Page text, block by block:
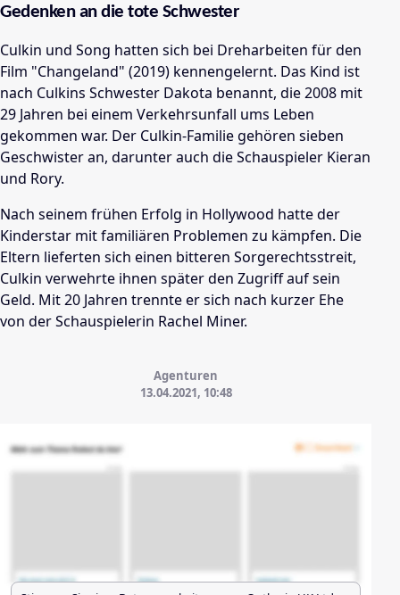
Gedenken an die tote Schwester
Culkin und Song hatten sich bei Dreharbeiten für den
Film "Changeland" (2019) kennengelernt. Das Kind ist
nach Culkins Schwester Dakota benannt, die 2008 mit
29 Jahren bei einem Verkehrsunfall ums Leben
gekommen war. Der Culkin-Familie gehören sieben
Geschwister an, darunter auch die Schauspieler Kieran
und Rory.
Nach seinem frühen Erfolg in Hollywood hatte der
Kinderstar mit familiären Problemen zu kämpfen. Die
Eltern lieferten sich einen bitteren Sorgerechtsstreit,
Culkin verwehrte ihnen später den Zugriff auf sein
Geld. Mit 20 Jahren trennte er sich nach kurzer Ehe
von der Schauspielerin Rachel Miner.
Agenturen
13.04.2021, 10:48